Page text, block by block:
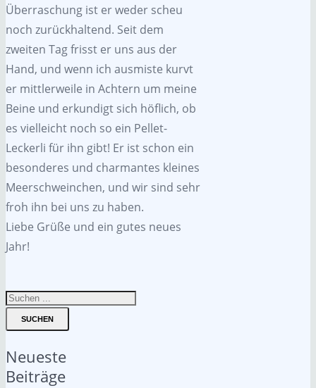
Überraschung ist er weder scheu
noch zurückhaltend. Seit dem
zweiten Tag frisst er uns aus der
Hand, und wenn ich ausmiste kurvt
er mittlerweile in Achtern um meine
Beine und erkundigt sich höflich, ob
es vielleicht noch so ein Pellet-
Leckerli für ihn gibt! Er ist schon ein
besonderes und charmantes kleines
Meerschweinchen, und wir sind sehr
froh ihn bei uns zu haben.
Liebe Grüße und ein gutes neues
Jahr!
SUCHEN
Neueste
Beiträge